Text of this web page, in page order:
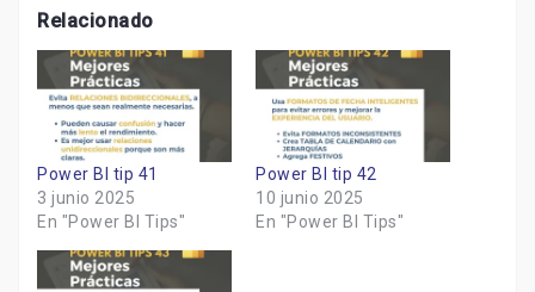
Relacionado
Power BI tip 41
3 junio 2025
En "Power BI Tips"
Power BI tip 42
10 junio 2025
En "Power BI Tips"